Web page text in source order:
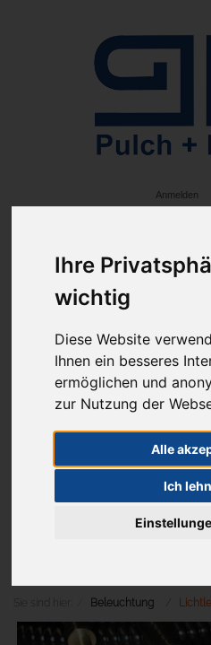
Ihre
wichtig
Diese Website
Ihnen ein besseres
ermöglichen und
zur Nutzung der
Alle
Ich
Anmelden
ab 100€ versandkostenfrei
(innerhalb Deutschlands)
Aktuelles
Sie sind hier: Beleuchtung